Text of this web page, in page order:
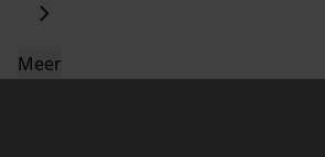
Meer